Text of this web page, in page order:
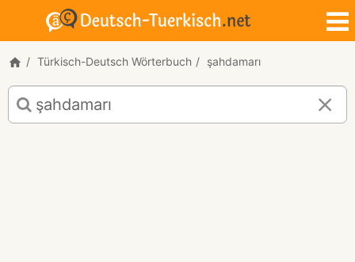
Türkisch-Deutsch Wörterbuch şahdamarı
Türkisch-
Deutsch
Übersetzung